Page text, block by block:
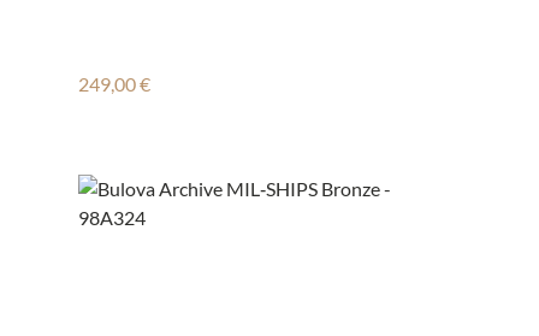
Regulärer Preis:
249,00 €